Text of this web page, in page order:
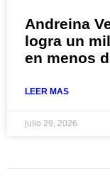
Andreina
logra un
en menos
LEER MAS
julio 29, 2026